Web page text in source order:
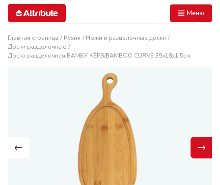
Меню
Главная страница Кухня
Ножи и разделочные доски
Доски разделочные
Доска разделочная БАМБУ КЁРВ/BAMBOO CURVE 39х18х1.5см